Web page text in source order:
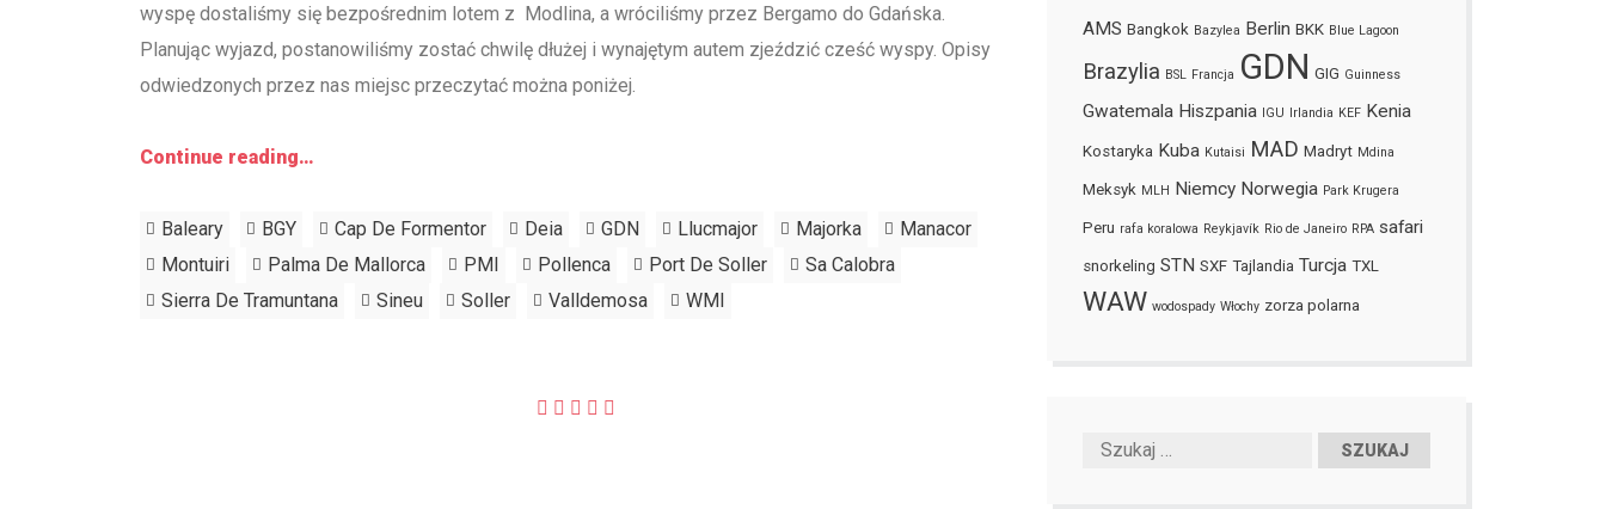
wyspę dostaliśmy się bezpośrednim lotem z Modlina, a wróciliśmy przez Bergamo do Gdańska.
Planując wyjazd, postanowiliśmy zostać chwilę dłużej i wynajętym autem zjeździć cześć wyspy. Opisy
odwiedzonych przez nas miejsc przeczytać można poniżej.
Continue reading…
Baleary BGY Cap De Formentor Deia GDN Llucmajor Majorka
Manacor
Montuiri
Palma De Mallorca PMI Pollenca Port De Soller
Sa Calobra
Sierra De Tramuntana
Sineu Soller Valldemosa WMI
AMS Bangkok Bazylea Berlin BKK Blue Lagoon
Brazylia BSL Francja GDN GIG Guinness
Gwatemala Hiszpania IGU Irlandia KEF Kenia
Kostaryka Kuba Kutaisi MAD Madryt Mdina
Meksyk MLH Niemcy Norwegia Park Krugera
Peru rafa koralowa Reykjavík Rio de Janeiro RPA safari
snorkeling STN SXF Tajlandia Turcja TXL
WAW wodospady Włochy zorza polarna